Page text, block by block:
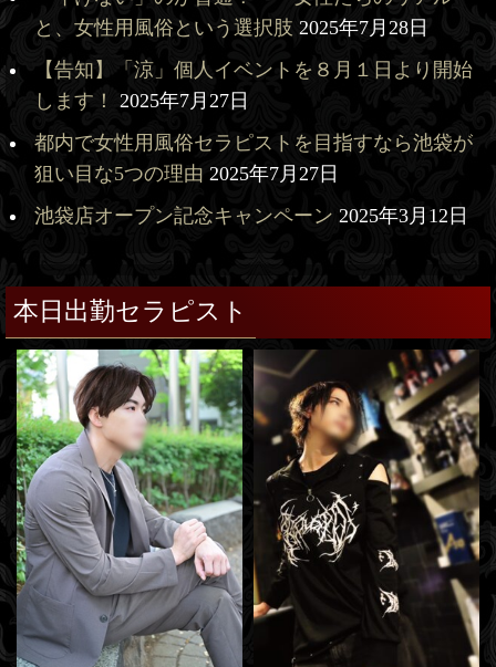
と、女性用風俗という選択肢 2025年7月28日
【告知】「涼」個人イベントを８月１日より開始
します！
2025年7月27日
都内で女性用風俗セラピストを目指すなら池袋が
狙い目な5つの理由 2025年7月27日
池袋店オープン記念キャンペーン 2025年3月12日
本日出勤セラピスト